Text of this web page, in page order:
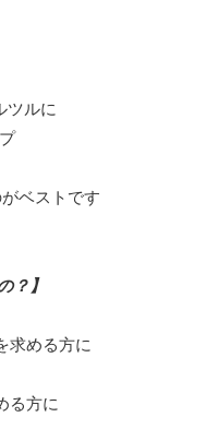
ツルに
ベストです
？】
求める方に
る方に